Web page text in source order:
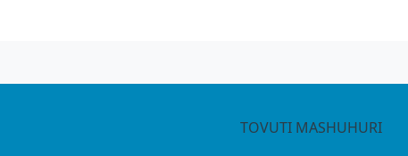
TOVUTI MASHUHURI